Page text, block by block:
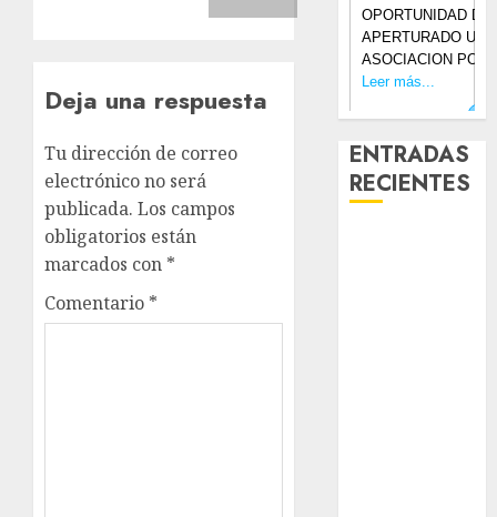
Deja una respuesta
Tu dirección de correo
electrónico no será
publicada. Los campos
obligatorios están
marcados con *
Comentario *
ENTRADAS
RECIENTES